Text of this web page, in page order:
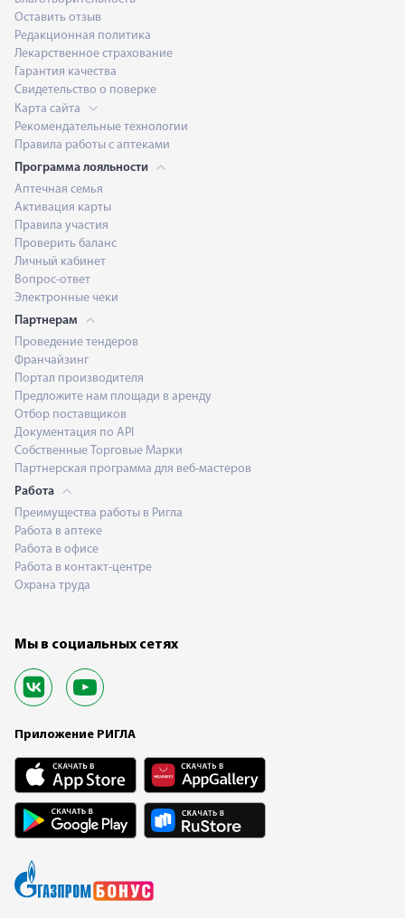
Оставить отзыв
Редакционная политика
Лекарственное страхование
Гарантия качества
Свидетельство о поверке
Карта сайта
Рекомендательные технологии
Правила работы с аптеками
Программа лояльности
Аптечная семья
Активация карты
Правила участия
Проверить баланс
Личный кабинет
Вопрос-ответ
Электронные чеки
Партнерам
Проведение тендеров
Франчайзинг
Портал производителя
Предложите нам площади в аренду
Отбор поставщиков
Документация по API
Собственные Торговые Марки
Партнерская программа для веб-мастеров
Работа
Преимущества работы в Ригла
Работа в аптеке
Работа в офисе
Работа в контакт-центре
Охрана труда
Мы в социальных сетях
Приложение РИГЛА